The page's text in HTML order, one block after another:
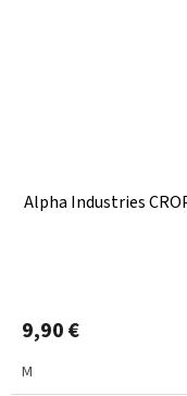
Alpha Industries
9,90 €
M